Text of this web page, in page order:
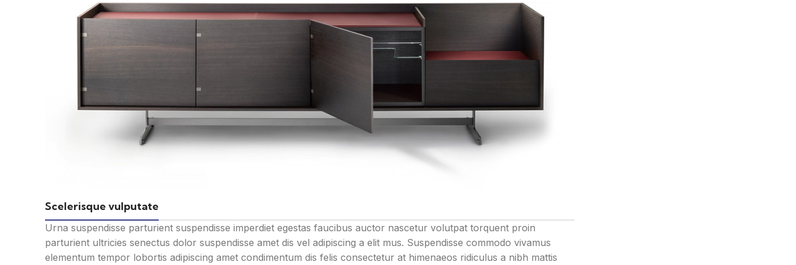
Scelerisque vulputate
Urna suspendisse parturient suspendisse imperdiet egestas faucibus auctor nascetur volutpat torquent proin
parturient ultricies senectus dolor suspendisse amet dis vel adipiscing a elit mus. Suspendisse commodo vivamus
elementum tempor lobortis adipiscing amet condimentum dis felis consectetur at himenaeos ridiculus a nibh mattis